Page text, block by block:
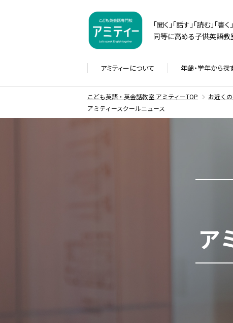
「聞く」「話す」「読む」「書
同等に高める子供英語教
アミティーについて 年齢・学年から探
こども英語・英会話教室 アミティーTOP お近く
アミティースクールニュース
ア